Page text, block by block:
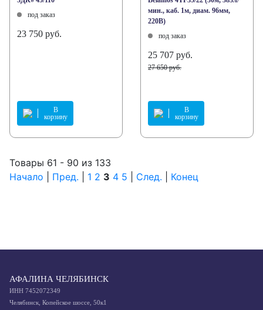
под заказ
23 750 руб.
В
корзину
мин., каб. 1м, диам. 96мм,
220В)
под заказ
25 707 руб.
27 650 руб.
В
корзину
Товары 61 - 90 из 133
Начало
Пред. 1 2 3 4 5 След. Конец
АФАЛИНА ЧЕЛЯБИНСК
ИНН 7452072349
Челябинск, Копейское шоссе, 50к1